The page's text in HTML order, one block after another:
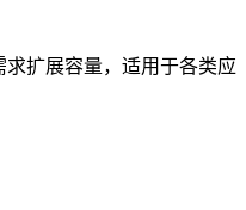
扩展容量，适用于各类应